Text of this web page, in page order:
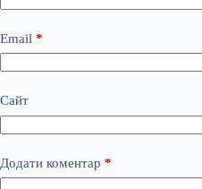
Email *
Сайт
Додати коментар *